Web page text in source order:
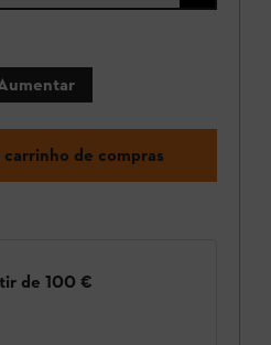
de compras
de 100 €